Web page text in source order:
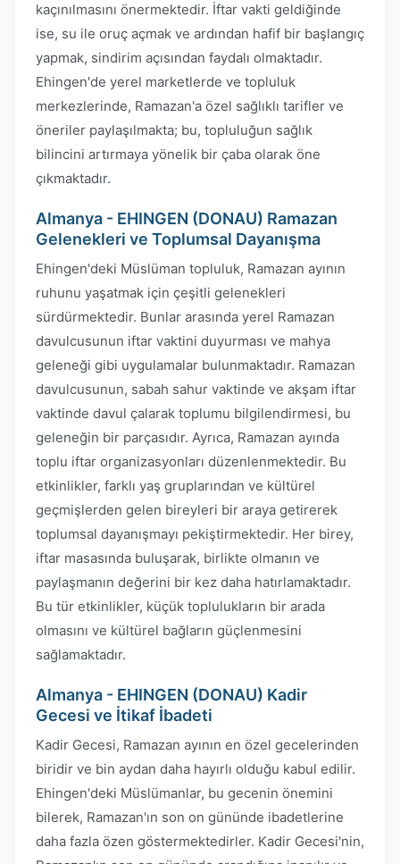
kaçınılmasını önermektedir. İftar vakti geldiğinde
ise, su ile oruç açmak ve ardından hafif bir başlangıç
yapmak, sindirim açısından faydalı olmaktadır.
Ehingen'de yerel marketlerde ve topluluk
merkezlerinde, Ramazan'a özel sağlıklı tarifler ve
öneriler paylaşılmakta; bu, topluluğun sağlık
bilincini artırmaya yönelik bir çaba olarak öne
çıkmaktadır.
Almanya - EHINGEN (DONAU) Ramazan
Gelenekleri ve Toplumsal Dayanışma
Ehingen'deki Müslüman topluluk, Ramazan ayının
ruhunu yaşatmak için çeşitli gelenekleri
sürdürmektedir. Bunlar arasında yerel Ramazan
davulcusunun iftar vaktini duyurması ve mahya
geleneği gibi uygulamalar bulunmaktadır. Ramazan
davulcusunun, sabah sahur vaktinde ve akşam iftar
vaktinde davul çalarak toplumu bilgilendirmesi, bu
geleneğin bir parçasıdır. Ayrıca, Ramazan ayında
toplu iftar organizasyonları düzenlenmektedir. Bu
etkinlikler, farklı yaş gruplarından ve kültürel
geçmişlerden gelen bireyleri bir araya getirerek
toplumsal dayanışmayı pekiştirmektedir. Her birey,
iftar masasında buluşarak, birlikte olmanın ve
paylaşmanın değerini bir kez daha hatırlamaktadır.
Bu tür etkinlikler, küçük toplulukların bir arada
olmasını ve kültürel bağların güçlenmesini
sağlamaktadır.
Almanya - EHINGEN (DONAU) Kadir
Gecesi ve İtikaf İbadeti
Kadir Gecesi, Ramazan ayının en özel gecelerinden
biridir ve bin aydan daha hayırlı olduğu kabul edilir.
Ehingen'deki Müslümanlar, bu gecenin önemini
bilerek, Ramazan'ın son on gününde ibadetlerine
daha fazla özen göstermektedirler. Kadir Gecesi'nin,